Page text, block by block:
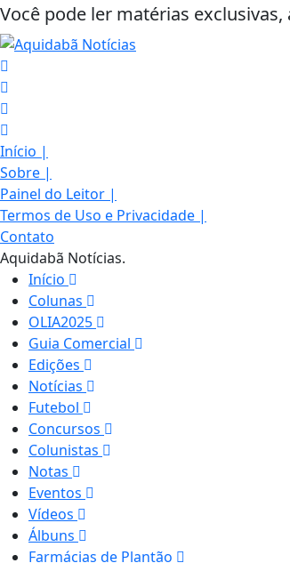
Você pode ler matérias
Início |
Sobre |
Painel do Leitor |
Termos de Uso e Privacidade |
Contato
Aquidabã Notícias.
Início
Colunas
OLIA2025
Guia Comercial
Edições
Notícias
Futebol
Concursos
Colunistas
Notas
Eventos
Vídeos
Álbuns
Farmácias de Plantão